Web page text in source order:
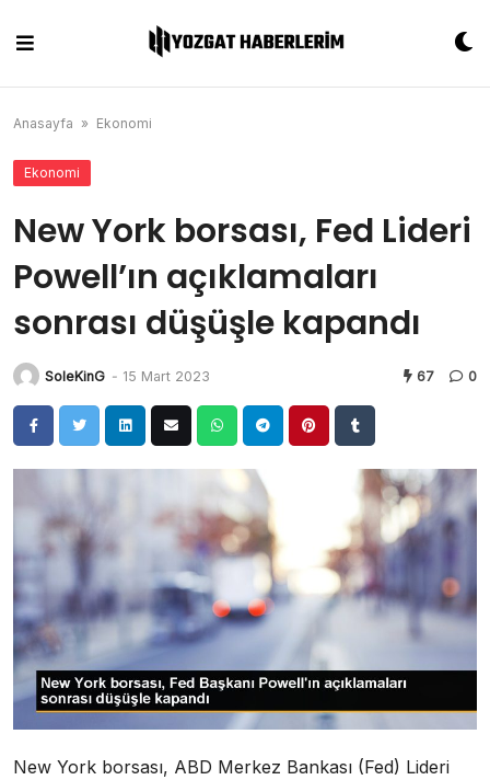
content
Anasayfa » Ekonomi
Ekonomi
New York borsası, Fed Lideri
Powell’ın açıklamaları
sonrası düşüşle kapandı
SoleKinG - 15 Mart 2023 67 0
New York borsası, ABD Merkez Bankası (Fed) Lideri